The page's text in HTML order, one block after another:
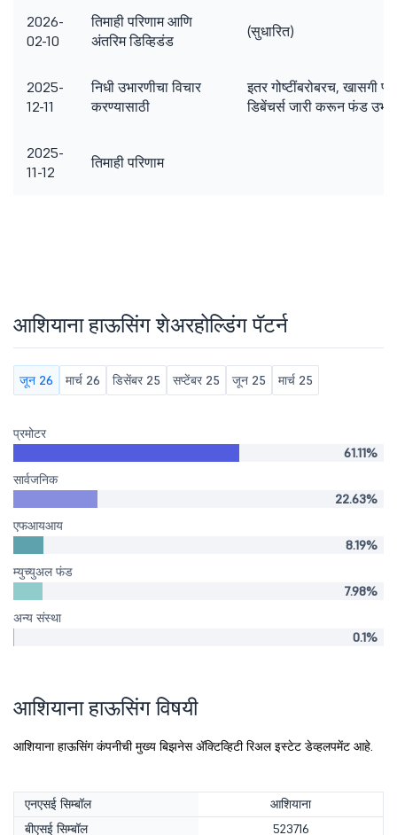
2026-
02-10
तिमाही परिणाम आणि
अंतरिम डिव्हिडंड
(सुधारित)
2025-
12-11
निधी उभारणीचा विचार
करण्यासाठी
इतर गोष्टींबरोबरच, खासगी
डिबेंचर्स जारी करून फंड
2025-
11-12
तिमाही परिणाम
आशियाना हाऊसिंग शेअरहोल्डिंग पॅटर्न
जून 26 मार्च 26 डिसेंबर 25 सप्टेंबर 25 जून 25 मार्च 25
प्रमोटर
61.11%
सार्वजनिक
22.63%
एफआयआय
8.19%
म्युच्युअल फंड
7.98%
अन्य संस्था
0.1%
आशियाना हाऊसिंग विषयी
आशियाना हाऊसिंग कंपनीची मुख्य बिझनेस ॲक्टिव्हिटी रिअल इस्टेट डेव्हलपमेंट आहे.
एनएसई सिम्बॉल
आशियाना
बीएसई सिम्बॉल
523716